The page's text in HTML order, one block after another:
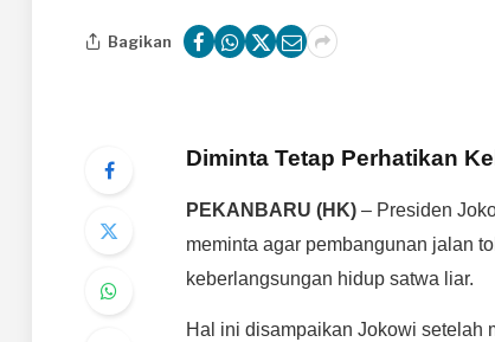
Bagikan
Diminta Tetap Perhatikan
PEKANBARU (HK)– Presiden
meminta agar pembangunan jalan
keberlangsungan hidup satwa liar.
Hal ini disampaikan Jokowi setelah